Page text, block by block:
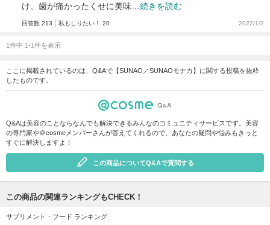
け、歯が痛かったくせに美味… 続きを読む
回答数 213 私もしりたい！ 20 2022/1/2
1件中 1-1件を表示
ここに掲載されているのは、Q&Aで【SUNAO／SUNAOモナカ】に関する投稿を抜粋
したものです。
Q&Aは美容のことならなんでも解決できるみんなのコミュニティサービスです。美容
の専門家や＠cosmeメンバーさんが答えてくれるので、あなたの疑問や悩みもきっと
すぐに解決しますよ！
この商品についてQ&Aで質問する
この商品の関連ランキングもCHECK！
サプリメント・フード ランキング